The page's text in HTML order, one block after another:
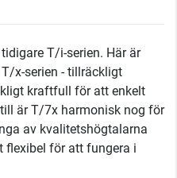
T/i-serien. Här är
x-serien - tillräckligt
kraftfull för att enkelt
är T/7x harmonisk nog för
av kvalitetshögtalarna
flexibel för att fungera i